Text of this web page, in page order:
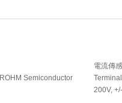
ROHM Semiconductor
電流傳
200V,